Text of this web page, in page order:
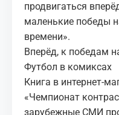
продвигаться
маленькие победы
времени».
Вперёд, к победам
Футбол в комиксах
Книга в интернет-
«Чемпионат
зарубежные СМИ